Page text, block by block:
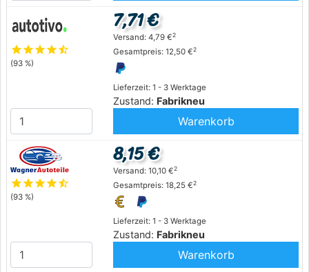
starstarstarstarstar_half
(93 %)
Lieferzeit: 1 - 3 Werktage
Zustand: Fabrikneu
7,71 €
Versand: 4,79 €2
Gesamtpreis: 12,50 €2
Warenkorb
starstarstarstarstar_half
(93 %)
Lieferzeit: 1 - 3 Werktage
Zustand: Fabrikneu
8,15 €
Versand: 10,10 €2
Gesamtpreis: 18,25 €2
Warenkorb